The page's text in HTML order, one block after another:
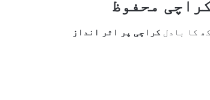
محفوظ
کا بادل کراچی پر اثر انداز